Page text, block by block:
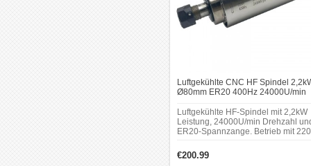
Luftgekühlte CNC HF Spindel
Ø80mm ER20 400Hz 24000U/min
Luftgekühlte HF‑Spindel mit 2,2kW
Leistung, 24000U/min Drehzahl
ER20‑Spannzange. Betrieb mit
Frequenz 400Hz. Maximales
Drehmoment 0,8Nm, Durchmesser
€200.99